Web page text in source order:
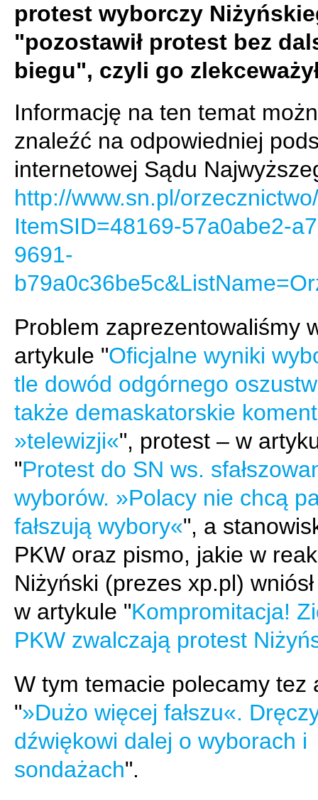
protest wyborczy
"pozostawił protest bez
biegu", czyli go
Informację na ten temat
znaleźć na odpowiedniej
internetowej Sądu
http://www.sn.pl/
ItemSID=48169-57a0abe2-
9691-
Problem zaprezentowaliśmy
artykule "Oficjalne wyniki
tle dowód odgórnego
także demaskatorskie
»telewizji«", protest – w
"Protest do SN ws.
wyborów. »Polacy nie chcą
fałszują wybory«", a
PKW oraz pismo, jakie w
Niżyński (prezes xp.pl)
w artykule "Kompromitacja!
PKW zwalczają protest
W tym temacie polecamy tez
"»Dużo więcej fałszu«.
dźwiękowi dalej o wyborach i
sondażach".